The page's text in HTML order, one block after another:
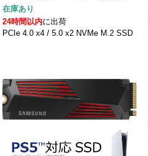
在庫あり
24時間以内に出荷
PCIe 4.0 x4 / 5.0 x2 NVMe M.2 SSD